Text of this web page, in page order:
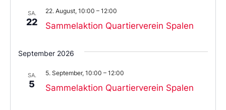
SA.
22 Sammelaktion Quartierverein Spalen
22. August, 10:00 – 12:00
September 2026
SA.
5 Sammelaktion Quartierverein Spalen
5. September, 10:00 – 12:00